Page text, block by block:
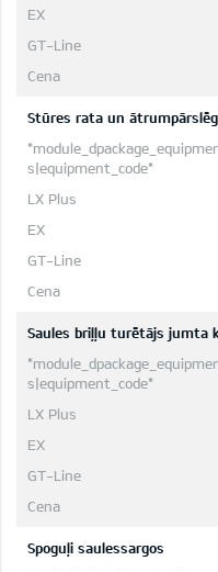
Stūres rata un
Saules briļļu turētājs jumta
Spoguļi saulessargos